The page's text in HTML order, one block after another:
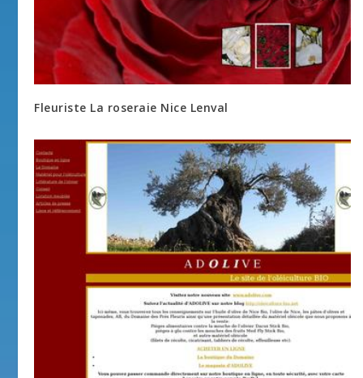
Fleuriste La roseraie Nice Lenval